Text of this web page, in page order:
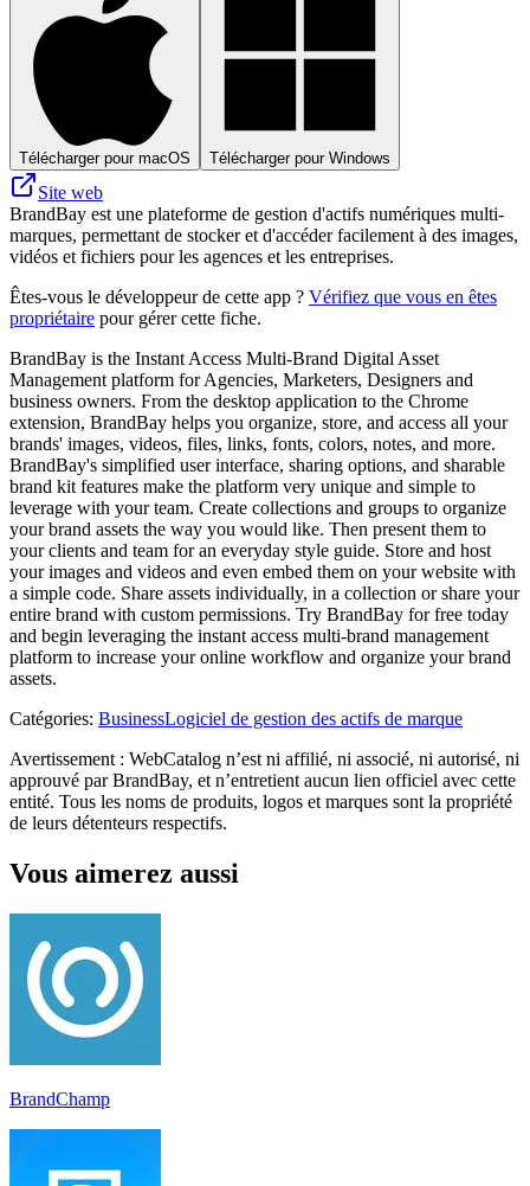
Télécharger pour macOS Télécharger pour Windows
Site web
BrandBay est une plateforme de gestion d'actifs numériques multi-
marques, permettant de stocker et d'accéder facilement à des images,
vidéos et fichiers pour les agences et les entreprises.
Êtes-vous le développeur de cette app ? Vérifiez que vous en êtes
propriétaire pour gérer cette fiche.
BrandBay is the Instant Access Multi-Brand Digital Asset
Management platform for Agencies, Marketers, Designers and
business owners. From the desktop application to the Chrome
extension, BrandBay helps you organize, store, and access all your
brands' images, videos, files, links, fonts, colors, notes, and more.
BrandBay's simplified user interface, sharing options, and sharable
brand kit features make the platform very unique and simple to
leverage with your team. Create collections and groups to organize
your brand assets the way you would like. Then present them to
your clients and team for an everyday style guide. Store and host
your images and videos and even embed them on your website with
a simple code. Share assets individually, in a collection or share your
entire brand with custom permissions. Try BrandBay for free today
and begin leveraging the instant access multi-brand management
platform to increase your online workflow and organize your brand
assets.
Catégories: BusinessLogiciel de gestion des actifs de marque
Avertissement : WebCatalog n’est ni affilié, ni associé, ni autorisé, ni
approuvé par BrandBay, et n’entretient aucun lien officiel avec cette
entité. Tous les noms de produits, logos et marques sont la propriété
de leurs détenteurs respectifs.
Vous aimerez aussi
BrandChamp